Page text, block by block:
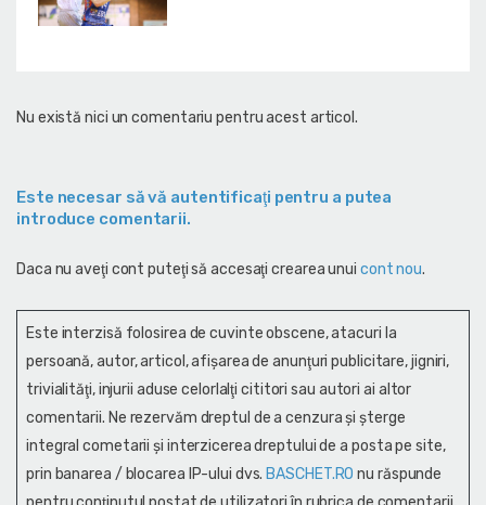
Nu există nici un comentariu pentru acest articol.
Este necesar să vă autentificaţi pentru a putea
introduce comentarii.
Daca nu aveţi cont puteţi să accesaţi crearea unui cont nou.
Este interzisă folosirea de cuvinte obscene, atacuri la
persoană, autor, articol, afişarea de anunţuri publicitare, jigniri,
trivialităţi, injurii aduse celorlalţi cititori sau autori ai altor
comentarii. Ne rezervăm dreptul de a cenzura și şterge
integral cometarii și interzicerea dreptului de a posta pe site,
prin banarea / blocarea IP-ului dvs. BASCHET.RO nu răspunde